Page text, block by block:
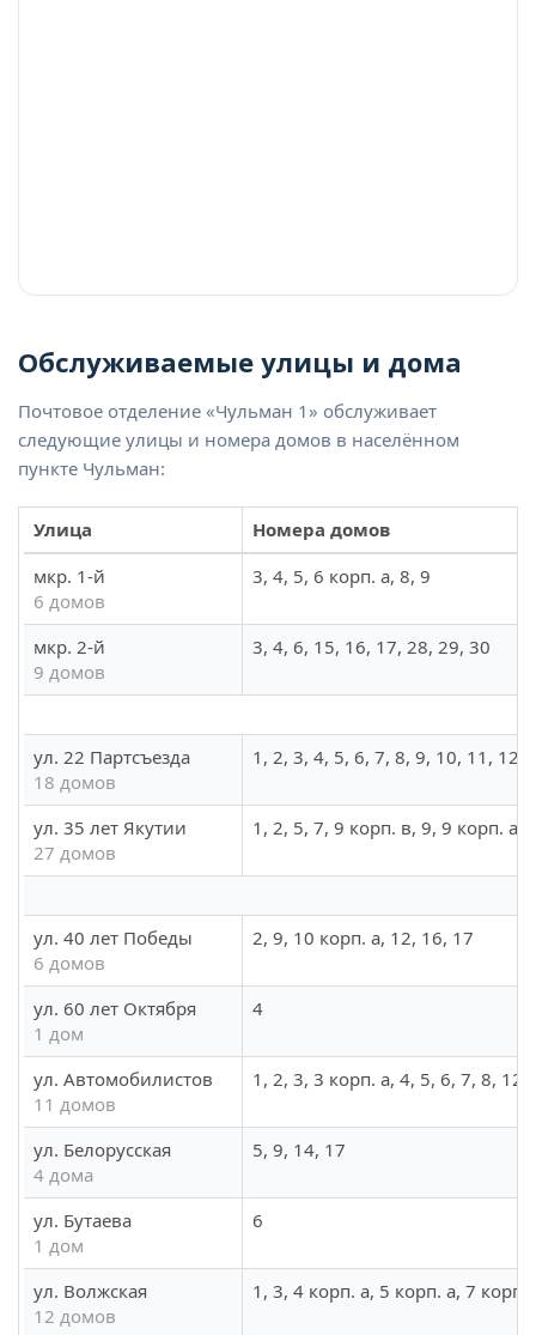
Обслуживаемые улицы и дома
Почтовое отделение «Чульман 1» обслуживает
следующие улицы и номера домов в населённом
пункте Чульман:
Улица
Номера домов
мкр. 1-й
6 домов
3, 4, 5, 6 корп. а, 8, 9
мкр. 2-й
9 домов
3, 4, 6, 15, 16, 17, 28, 29, 30
ул. 22 Партсъезда
18 домов
1, 2, 3, 4, 5, 6, 7, 8, 9, 10, 11, 12,
ул. 35 лет Якутии
27 домов
1, 2, 5, 7, 9 корп. в, 9, 9 корп.
ул. 40 лет Победы
6 домов
2, 9, 10 корп. а, 12, 16, 17
ул. 60 лет Октября
1 дом
4
ул. Автомобилистов
11 домов
1, 2, 3, 3 корп. а, 4, 5, 6, 7, 8, 12
ул. Белорусская
4 дома
5, 9, 14, 17
ул. Бутаева
1 дом
6
ул. Волжская
12 домов
1, 3, 4 корп. а, 5 корп. а, 7